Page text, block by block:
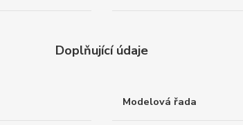
Doplňující údaje
Modelová řada